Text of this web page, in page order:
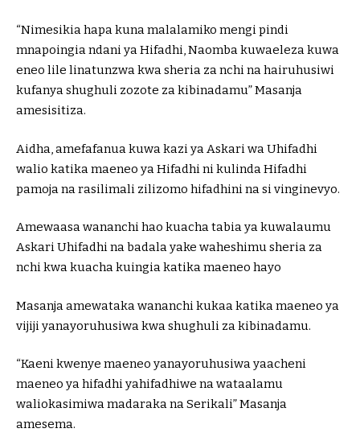
“Nimesikia hapa kuna malalamiko mengi pindi
mnapoingia ndani ya Hifadhi, Naomba kuwaeleza kuwa
eneo lile linatunzwa kwa sheria za nchi na hairuhusiwi
kufanya shughuli zozote za kibinadamu” Masanja
amesisitiza.
Aidha, amefafanua kuwa kazi ya Askari wa Uhifadhi
walio katika maeneo ya Hifadhi ni kulinda Hifadhi
pamoja na rasilimali zilizomo hifadhini na si vinginevyo.
Amewaasa wananchi hao kuacha tabia ya kuwalaumu
Askari Uhifadhi na badala yake waheshimu sheria za
nchi kwa kuacha kuingia katika maeneo hayo
Masanja amewataka wananchi kukaa katika maeneo ya
vijiji yanayoruhusiwa kwa shughuli za kibinadamu.
“Kaeni kwenye maeneo yanayoruhusiwa yaacheni
maeneo ya hifadhi yahifadhiwe na wataalamu
waliokasimiwa madaraka na Serikali” Masanja
amesema.